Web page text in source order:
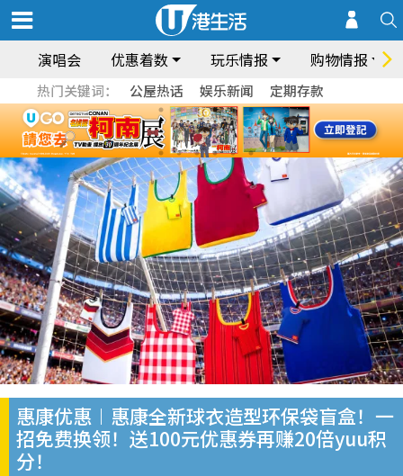
演唱会 优惠着数 玩乐情报 购物情报
热门关键词： 公屋热话 娱乐新闻 定期存款
惠康优惠︱惠康全新球衣造型环保袋盲盒！一
招免费换领！送100元优惠券再赚20倍yuu积
分！